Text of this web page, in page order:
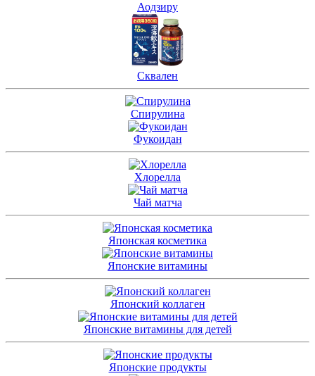
Аодзиру
Сквален
Спирулина
Фукоидан
Хлорелла
Чай матча
Японская косметика
Японские витамины
Японский коллаген
Японские витамины для детей
Японские продукты